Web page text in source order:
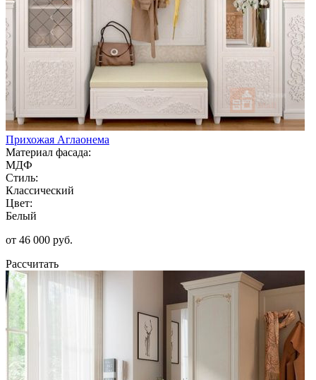
Прихожая Аглаонема
Материал фасада:
МДФ
Стиль:
Классический
Цвет:
Белый
от 46 000 руб.
Рассчитать